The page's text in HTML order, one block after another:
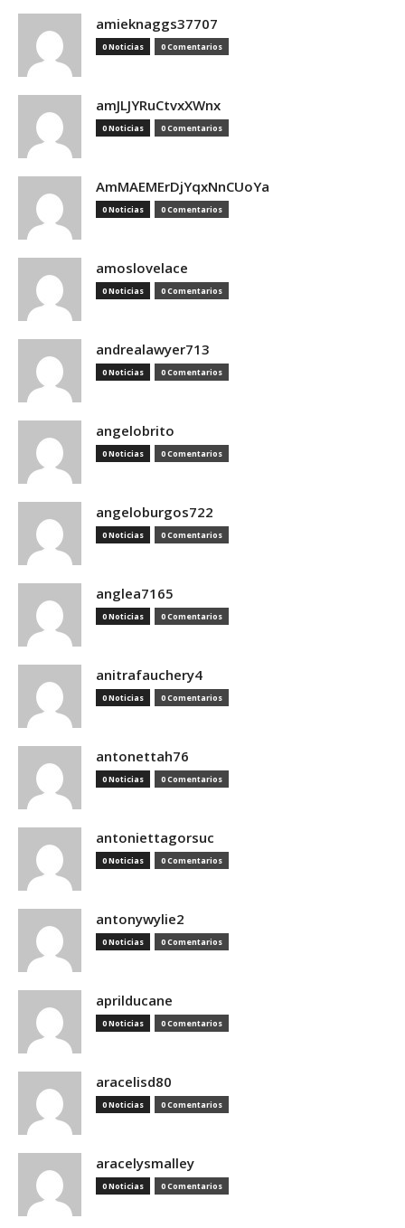
amieknaggs37707
0 Noticias 0 Comentarios
amJLJYRuCtvxXWnx
0 Noticias 0 Comentarios
AmMAEMErDjYqxNnCUoYa
0 Noticias 0 Comentarios
amoslovelace
0 Noticias 0 Comentarios
andrealawyer713
0 Noticias 0 Comentarios
angelobrito
0 Noticias 0 Comentarios
angeloburgos722
0 Noticias 0 Comentarios
anglea7165
0 Noticias 0 Comentarios
anitrafauchery4
0 Noticias 0 Comentarios
antonettah76
0 Noticias 0 Comentarios
antoniettagorsuc
0 Noticias 0 Comentarios
antonywylie2
0 Noticias 0 Comentarios
aprilducane
0 Noticias 0 Comentarios
aracelisd80
0 Noticias 0 Comentarios
aracelysmalley
0 Noticias 0 Comentarios